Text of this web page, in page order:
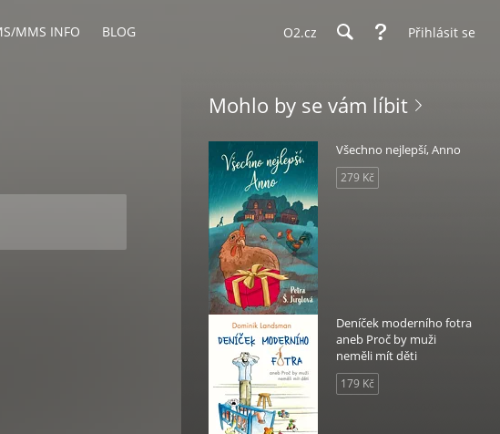
MMS INFO BLOG O2.cz Přihlásit se
Mohlo by se vám líbit
Všechno nejlepší, Anno
279 Kč
Deníček moderního fotra
aneb Proč by muži
neměli mít děti
179 Kč